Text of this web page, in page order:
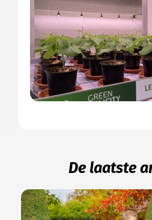
De laatste